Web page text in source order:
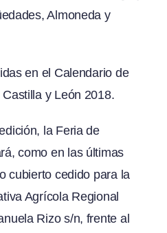
Almoneda y
en el Calendario de
y León 2018.
la Feria de
como en las últimas
cubierto cedido para la
Agrícola Regional
Rizo s/n, frente al